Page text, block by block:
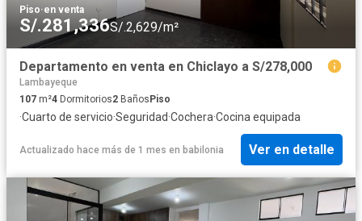
Piso·en venta
S/.281,336S/.2,629/m²
Departamento en venta en Chiclayo a S/278,000
Lambayeque
107 m²4 Dormitorios2 BañosPiso
·Cuarto de servicio·Seguridad·Cochera·Cocina equipada
Actualizado hace más de 1 mes en babilonia Ver en detalle